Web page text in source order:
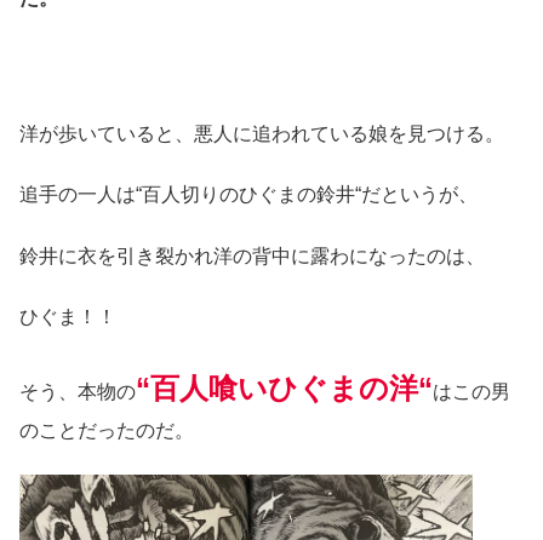
洋が歩いていると、悪人に追われている娘を見つける。
追手の一人は“百人切りのひぐまの鈴井“だというが、
鈴井に衣を引き裂かれ洋の背中に露わになったのは、
ひぐま！！
そう、本物の“百人喰いひぐまの洋“はこの男
のことだったのだ。